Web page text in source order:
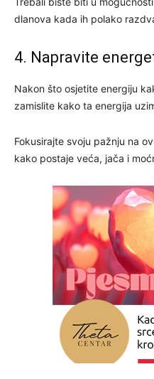
dlanova kada ih polako
4. Napravite
Nakon što osjetite energiju
zamislite kako ta energija
Fokusirajte svoju pažnju na
kako postaje veća, jača i